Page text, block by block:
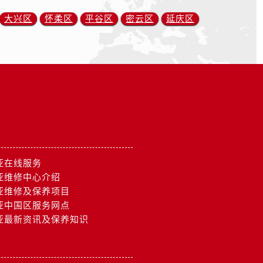
大兴区 怀柔区 平谷区 密云区 延庆区
在线服务
维修中心介绍
维修及保养项目
中国区服务网点
最新资讯及保养知识